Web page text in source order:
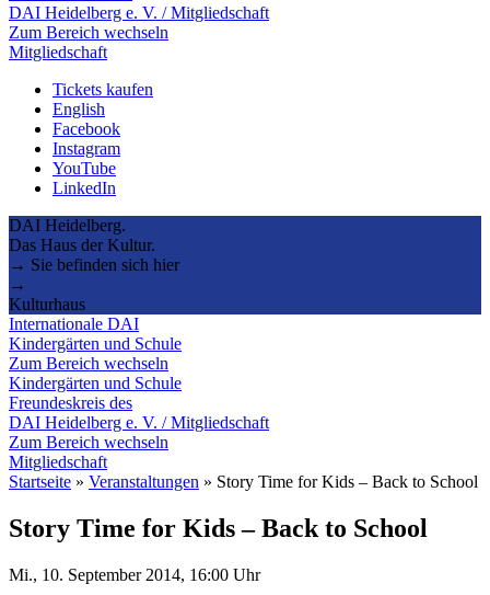
DAI Heidelberg e. V. / Mitgliedschaft
Zum Bereich wechseln
Mitgliedschaft
Tickets kaufen
English
Facebook
Instagram
YouTube
LinkedIn
DAI Heidelberg.
Das Haus der Kultur.
→ Sie befinden sich hier
→
Kulturhaus
Internationale DAI
Kindergärten und Schule
Zum Bereich wechseln
Kindergärten und Schule
Freundeskreis des
DAI Heidelberg e. V. / Mitgliedschaft
Zum Bereich wechseln
Mitgliedschaft
Startseite » Veranstaltungen » Story Time for Kids – Back to School
Story Time for Kids – Back to School
Mi., 10. September 2014, 16:00 Uhr